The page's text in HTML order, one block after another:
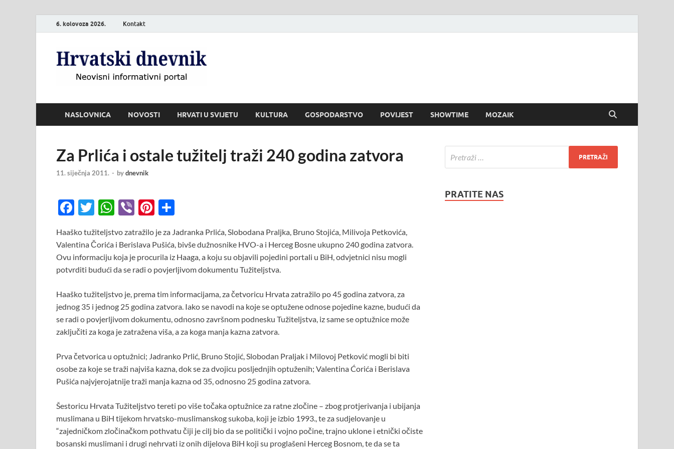
6. kolovoza 2026. Kontakt
NASLOVNICA NOVOSTI HRVATI U SVIJETU KULTURA GOSPODARSTVO POVIJEST SHOWTIME MOZAIK
Za Prlića i ostale tužitelj traži 240 godina zatvora
11. siječnja 2011. - bydnevnik
F
e
b
o
o
k
T
itt
er
W
at
s
A
p
Vi
er
Pi
er
es
t
ar
e
Haaško tužiteljstvo zatražilo je za Jadranka Prlića, Slobodana Praljka, Bruno Stojića, Milivoja Petkovića,
Valentina Čorića i Berislava Pušića, bivše dužnosnike HVO-a i Herceg Bosne ukupno 240 godina zatvora.
Ovu informaciju koja je procurila iz Haaga, a koju su objavili pojedini portali u BiH, odvjetnici nisu mogli
potvrditi budući da se radi o povjerljivom dokumentu Tužiteljstva.
Haaško tužiteljstvo je, prema tim informacijama, za četvoricu Hrvata zatražilo po 45 godina zatvora, za
jednog 35 i jednog 25 godina zatvora. Iako se navodi na koje se optužene odnose pojedine kazne, budući da
se radi o povjerljivom dokumentu, odnosno završnom podnesku Tužiteljstva, iz same se optužnice može
zaključiti za koga je zatražena viša, a za koga manja kazna zatvora.
Prva četvorica u optužnici; Jadranko Prlić, Bruno Stojić, Slobodan Praljak i Milovoj Petković mogli bi biti
osobe za koje se traži najviša kazna, dok se za dvojicu posljednjih optuženih; Valentina Ćorića i Berislava
Pušića najvjerojatnije traži manja kazna od 35, odnosno 25 godina zatvora.
Šestoricu Hrvata Tužiteljstvo tereti po više točaka optužnice za ratne zločine – zbog protjerivanja i ubijanja
muslimana u BiH tijekom hrvatsko-muslimanskog sukoba, koji je izbio 1993., te za sudjelovanje u
“zajedničkom zločinačkom pothvatu čiji je cilj bio da se politički i vojno počine, trajno uklone i etnički očiste
bosanski muslimani i drugi nehrvati iz onih dijelova BiH koji su proglašeni Herceg Bosnom, te da se ta
PRATITE NAS